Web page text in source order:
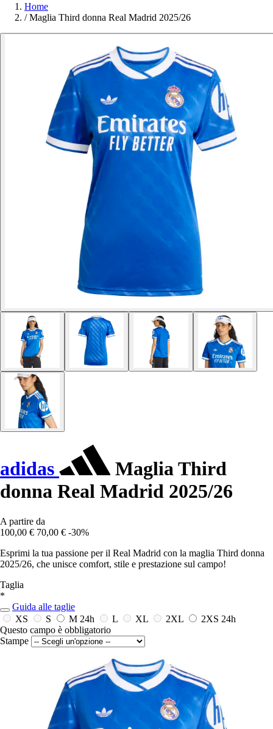
Home
/ Maglia Third donna Real Madrid 2025/26
adidas
Maglia Third
donna Real Madrid 2025/26
A partire da
100,00 € 70,00 € -30%
Esprimi la tua passione per il Real Madrid con la maglia Third donna
2025/26, che unisce comfort, stile e prestazione sul campo!
Taglia
*
Guida alle taglie
XS
S M 24h L XL 2XL 2XS 24h
Questo campo è obbligatorio
Stampe